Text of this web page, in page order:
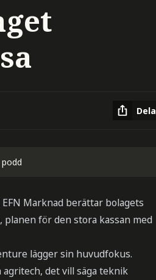
Dela
Marknad berättar bolagets
för den stora kassan med
lägger sin huvudfokus.
det vill säga teknik